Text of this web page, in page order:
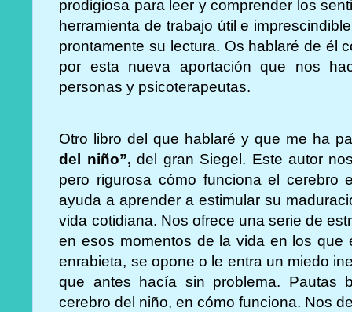
prodigiosa para leer y comprender los
herramienta de trabajo útil e
prontamente su lectura. Os hablaré de él
por esta nueva aportación que nos
personas y psicoterapeutas.
Otro libro del que hablaré y que me ha
del niño”, del gran Siegel. Este autor
pero rigurosa cómo funciona el cerebro
ayuda a aprender a estimular su
vida cotidiana. Nos ofrece una serie de
en esos momentos de la vida en los
enrabieta, se opone o le entra un miedo
que antes hacía sin problema. Pautas
cerebro del niño, en cómo funciona. Nos